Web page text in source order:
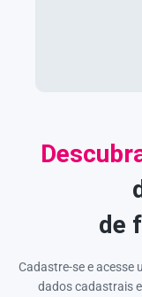
de
Cadastre-se e acesse
dados cadastrais